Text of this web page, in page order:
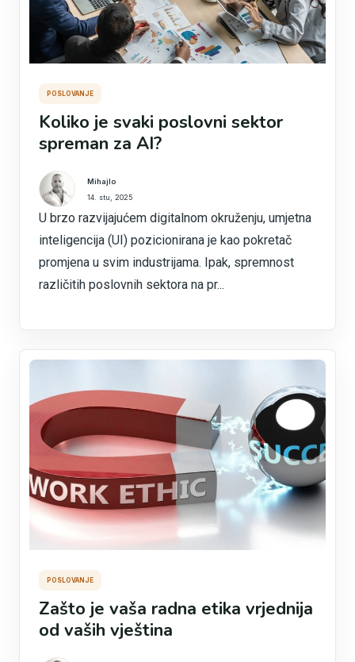
POSLOVANJE
Koliko je svaki poslovni sektor
spreman za AI?
Mihajlo
14. stu, 2025
U brzo razvijajućem digitalnom okruženju, umjetna
inteligencija (UI) pozicionirana je kao pokretač
promjena u svim industrijama. Ipak, spremnost
različitih poslovnih sektora na pr...
POSLOVANJE
Zašto je vaša radna etika vrjednija
od vaših vještina